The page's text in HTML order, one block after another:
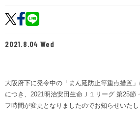
ホームタウン
トップチーム
試合
アカデミー
試合日程
チケット
チケットガイド
チケット購入方法
販売スケジュール
チーム
スケジュール
練習見学について
横浜FC観戦ガイド
クラブ
2021.8.04 Wed
大阪府下に発令中の「まん延防止等重点措置
につき、2021明治安田生命Ｊ１リーグ 第25節
フ時間が変更となりましたのでお知らせいたし